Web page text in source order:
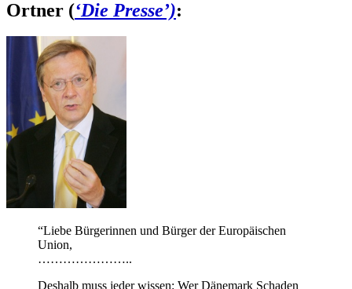
Ortner (‘Die Presse’):
“Liebe Bürgerinnen und Bürger der Europäischen
Union,
…………………..
Deshalb muss jeder wissen: Wer Dänemark Schaden